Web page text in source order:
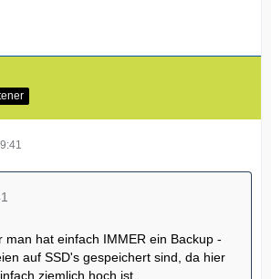
man hat einfach IMMER ein Backup -
auf SSD's gespeichert sind, da hier
ziemlich hoch ist.